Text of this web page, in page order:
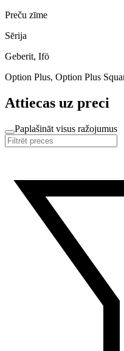
Preču zīme
Sērija
Geberit, Ifö
Option Plus, Option Plus
Attiecas uz preci
Paplašināt visus ražojumus